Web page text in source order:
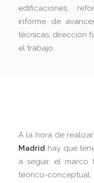
edificaciones,
informe de
técnicas, dirección
el trabajo.
A la hora de realizar
Madrid hay que
a seguir: el marco
teórico-